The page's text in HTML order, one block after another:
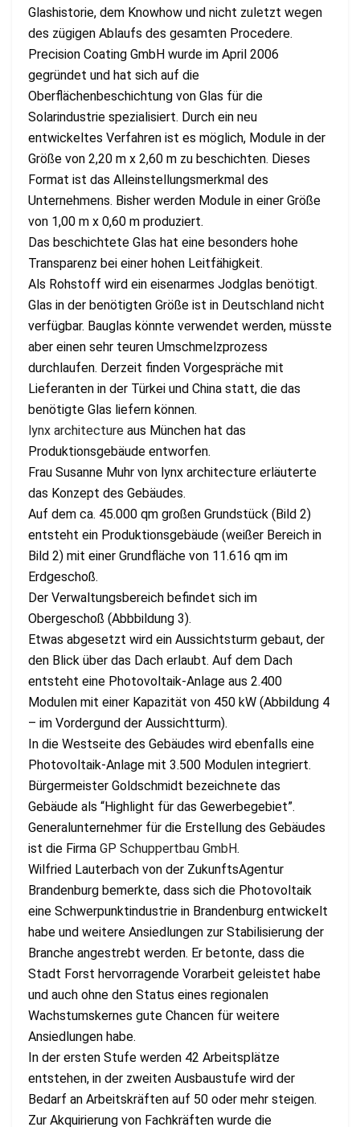
Glashistorie, dem Knowhow und nicht zuletzt wegen
des zügigen Ablaufs des gesamten Procedere.
Precision Coating GmbH wurde im April 2006
gegründet und hat sich auf die
Oberflächenbeschichtung von Glas für die
Solarindustrie spezialisiert. Durch ein neu
entwickeltes Verfahren ist es möglich, Module in der
Größe von 2,20 m x 2,60 m zu beschichten. Dieses
Format ist das Alleinstellungsmerkmal des
Unternehmens. Bisher werden Module in einer Größe
von 1,00 m x 0,60 m produziert.
Das beschichtete Glas hat eine besonders hohe
Transparenz bei einer hohen Leitfähigkeit.
Als Rohstoff wird ein eisenarmes Jodglas benötigt.
Glas in der benötigten Größe ist in Deutschland nicht
verfügbar. Bauglas könnte verwendet werden, müsste
aber einen sehr teuren Umschmelzprozess
durchlaufen. Derzeit finden Vorgespräche mit
Lieferanten in der Türkei und China statt, die das
benötigte Glas liefern können.
lynx architecture aus München hat das
Produktionsgebäude entworfen.
Frau Susanne Muhr von lynx architecture erläuterte
das Konzept des Gebäudes.
Auf dem ca. 45.000 qm großen Grundstück (Bild 2)
entsteht ein Produktionsgebäude (weißer Bereich in
Bild 2) mit einer Grundfläche von 11.616 qm im
Erdgeschoß.
Der Verwaltungsbereich befindet sich im
Obergeschoß (Abbbildung 3).
Etwas abgesetzt wird ein Aussichtsturm gebaut, der
den Blick über das Dach erlaubt. Auf dem Dach
entsteht eine Photovoltaik-Anlage aus 2.400
Modulen mit einer Kapazität von 450 kW (Abbildung 4
– im Vordergund der Aussichtturm).
In die Westseite des Gebäudes wird ebenfalls eine
Photovoltaik-Anlage mit 3.500 Modulen integriert.
Bürgermeister Goldschmidt bezeichnete das
Gebäude als “Highlight für das Gewerbegebiet”.
Generalunternehmer für die Erstellung des Gebäudes
ist die Firma GP Schuppertbau GmbH.
Wilfried Lauterbach von der ZukunftsAgentur
Brandenburg bemerkte, dass sich die Photovoltaik
eine Schwerpunktindustrie in Brandenburg entwickelt
habe und weitere Ansiedlungen zur Stabilisierung der
Branche angestrebt werden. Er betonte, dass die
Stadt Forst hervorragende Vorarbeit geleistet habe
und auch ohne den Status eines regionalen
Wachstumskernes gute Chancen für weitere
Ansiedlungen habe.
In der ersten Stufe werden 42 Arbeitsplätze
entstehen, in der zweiten Ausbaustufe wird der
Bedarf an Arbeitskräften auf 50 oder mehr steigen.
Zur Akquirierung von Fachkräften wurde die